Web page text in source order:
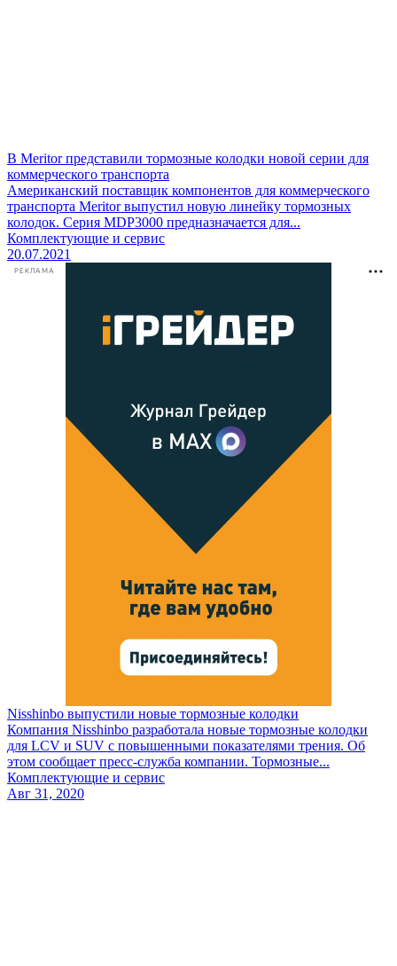
В Meritor представили тормозные колодки новой серии для
коммерческого транспорта
Американский поставщик компонентов для коммерческого
транспорта Meritor выпустил новую линейку тормозных
колодок. Серия MDP3000 предназначается для...
Комплектующие и сервис
20.07.2021
РЕКЛАМА
Nisshinbo выпустили новые тормозные колодки
Компания Nisshinbo разработала новые тормозные колодки
для LCV и SUV с повышенными показателями трения. Об
этом сообщает пресс-служба компании. Тормозные...
Комплектующие и сервис
Авг 31, 2020